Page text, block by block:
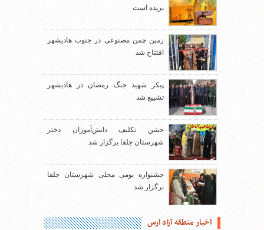
بریده است
زمین چمن مصنوعی در جنوب هادیشهر
افتتاح شد
پیکر شهید جنگ رمضان در هادیشهر
تشییع شد
جشن تکلیف دانش‌آموزان دختر
شهرستان جلفا برگزار شد
جشنواره بومی محلی شهرستان جلفا
برگزار شد
اخبار منطقه آزاد ارس